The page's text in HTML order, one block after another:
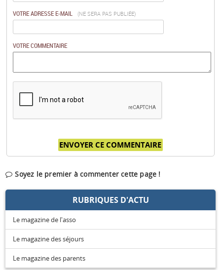
VOTRE ADRESSE E-MAIL (NE SERA PAS PUBLIÉE)
VOTRE COMMENTAIRE
Soyez le premier à commenter cette page !
RUBRIQUES D'ACTU
Le magazine de l'asso
Le magazine des séjours
Le magazine des parents